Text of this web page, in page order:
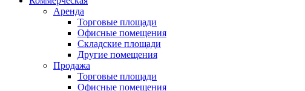
Аренда
Торговые площади
Офисные помещения
Складские площади
Другие помещения
Продажа
Торговые площади
Офисные помещения